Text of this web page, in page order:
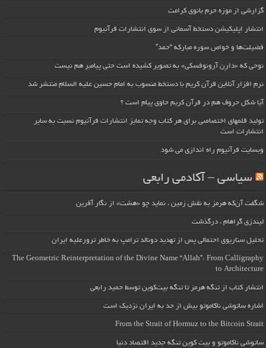
گزارشی از موزه حرم بانوی کرامت
انتشار اپلیکیشن دستخط آسمانی از سوی انتشارات قرآنیوم
فضیلت‌ها و خواص سوره مبارکه “حمد”
نوحی که «دارِن آرونوفسکی» به تصویر کشیده است حتی پیامبر هم نیست
نرم افزار آنلاین قرآن کریم با دستخط منسوب به امام حسین علیه السلام منتشر شد
آیا شکل حروف هم در قرآن کریم حاوی پیام است ؟
تولید قلمهای اختصاصی برای هر کتاب وجه تمایز انتشارات قرآنیوم نسبت به سایر
انتشارات است
وبسایت قرآنیوم راه اندازی می شود
سیاسی – آکادمی رابعی
شگفت آن‌که هرمز به نقش زمین ، نماید چو «هشت» از نگار آفرین
لیندزی گراهام ، درگذشت
تحلیل سناریوی احتمالی پس از تهدید دونالد ترامپ به خاطر ترورعلیه ایران
The Geometric Reinterpretation of the Divine Name “Allah”: From Calligraphy
to Architecture
انتشار کتاب از تنگه هرمز تا تنگه بیت‌کوین توسط حمید رابعی
اشاره ساتوشی ناکاموتو بیش از حد به ایران نزدیک است
From the Strait of Hormuz to the Bitcoin Strait
ساتوشی ناکاموتو و بیت کوین تنگه جدید اقتصاد دنیا